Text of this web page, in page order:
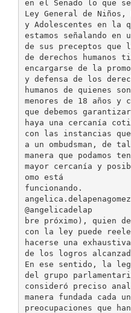
en el Senado lo que
Ley General de Niños,
y Adolescentes en la
estamos señalando en
de sus preceptos que
de derechos humanos
encargarse de la
y defensa de los
humanos de quienes son
menores de 18 años y
que debemos
haya una cercanía
con las instancias
a un ombudsman, de tal
manera que podamos
mayor cercanía y
omo está
funcionando.
angelica.delapenagomez
@angelicadelap
bre próximo), quien
con la ley puede
hacerse una
de los logros
En ese sentido, la
del grupo
consideró preciso
manera fundada cada
preocupaciones que